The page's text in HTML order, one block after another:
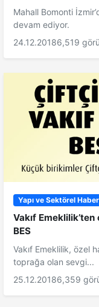
Mahall Bomonti
devam ediyor.
24.12.20186,519
Yapı ve Sektörel
Vakıf
BES
Vakıf Emeklilik, özel
toprağa olan sevgi...
25.12.20186,359